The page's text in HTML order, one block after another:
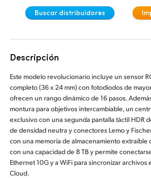
Especificaciones
France
Germany
Hong Kong SAR, China
India
Mexico
Buscar distribuidores
Descripción
Este modelo revolucionario incluye un sensor
completo (36 x 24 mm) con fotodiodos de
ofrecen un rango dinámico de 16 pasos.
montura para objetivos intercambiable, un
exclusivo con una segunda pantalla táctil HDR
de densidad neutra y conectores Lemo y
con una memoria de almacenamiento extraíble
con una capacidad de 8 TB y permite
Ethernet 10G y a WiFi para sincronizar archivos
Cloud.